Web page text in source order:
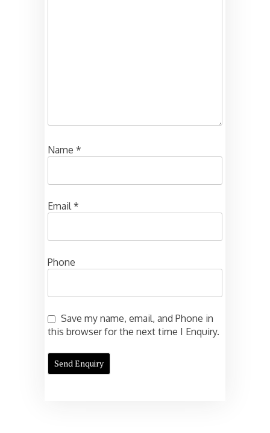
Name *
Email*
Phone
Save my name, email, and Phone in
this browser for the next time I Enquiry.